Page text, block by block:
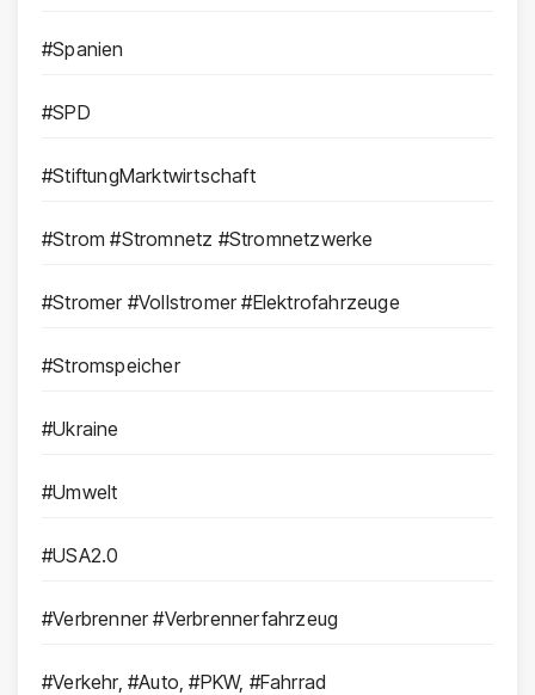
#Spanien
#SPD
#StiftungMarktwirtschaft
#Strom #Stromnetz #Stromnetzwerke
#Stromer #Vollstromer #Elektrofahrzeuge
#Stromspeicher
#Ukraine
#Umwelt
#USA2.0
#Verbrenner #Verbrennerfahrzeug
#Verkehr, #Auto, #PKW, #Fahrrad